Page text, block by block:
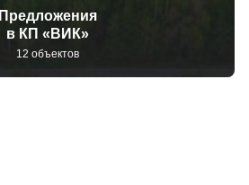
Предложения
в КП «ВИК»
12 объектов